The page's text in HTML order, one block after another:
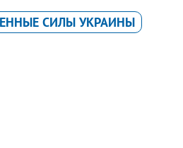
СИЛЫ УКРАИНЫ